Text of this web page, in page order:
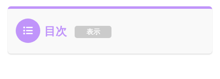
目次 表示